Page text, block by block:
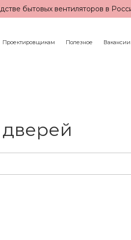
бытовых вентиляторов в
Проектировщикам Полезное Вакансии